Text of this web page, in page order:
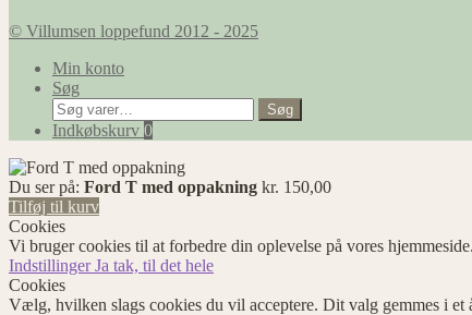
© Villumsen loppefund 2012 - 2025
Min konto
Søg
Søg
efter:
Søg
Indkøbskurv 0
Du ser på: Ford T med oppakning kr. 150,00
Tilføj til kurv
Cookies
Vi bruger cookies til at forbedre din oplevelse på vores
IndstillingerJa tak, til det hele
Cookies
Vælg, hvilken slags cookies du vil acceptere. Dit valg gemmes i et